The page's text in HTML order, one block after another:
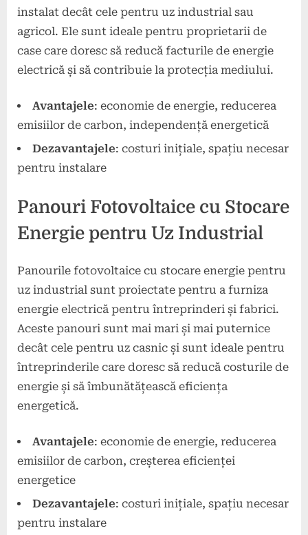
instalat decât cele pentru uz industrial sau
agricol. Ele sunt ideale pentru proprietarii de
case care doresc să reducă facturile de energie
electrică și să contribuie la protecția mediului.
Avantajele: economie de energie, reducerea
emisiilor de carbon, independență energetică
Dezavantajele: costuri inițiale, spațiu necesar
pentru instalare
Panouri Fotovoltaice cu Stocare
Energie pentru Uz Industrial
Panourile fotovoltaice cu stocare energie pentru
uz industrial sunt proiectate pentru a furniza
energie electrică pentru întreprinderi și fabrici.
Aceste panouri sunt mai mari și mai puternice
decât cele pentru uz casnic și sunt ideale pentru
întreprinderile care doresc să reducă costurile de
energie și să îmbunătățească eficiența
energetică.
Avantajele: economie de energie, reducerea
emisiilor de carbon, creșterea eficienței
energetice
Dezavantajele: costuri inițiale, spațiu necesar
pentru instalare